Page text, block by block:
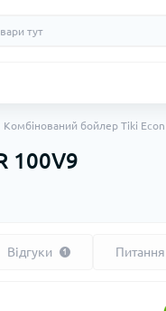
Комбінований бойлер Tiki Econ
100V9
Відгуки 1 Питання